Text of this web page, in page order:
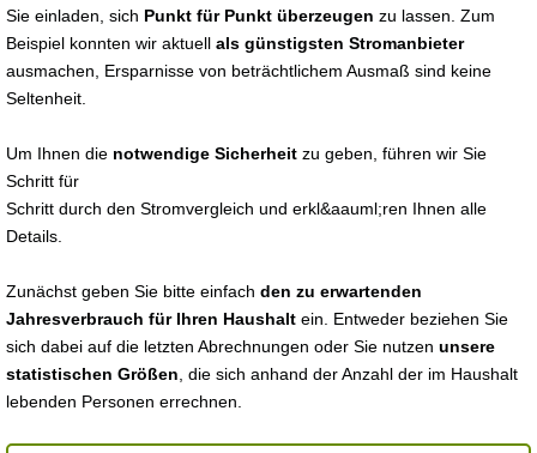
Sie einladen, sich Punkt für Punkt überzeugen zu lassen. Zum
Beispiel konnten wir aktuell als günstigsten Stromanbieter
ausmachen, Ersparnisse von beträchtlichem Ausmaß sind keine
Seltenheit.
Um Ihnen die notwendige Sicherheit zu geben, führen wir Sie
Schritt für
Schritt durch den Stromvergleich und erkl&aauml;ren Ihnen alle
Details.
Zunächst geben Sie bitte einfach den zu erwartenden
Jahresverbrauch für Ihren Haushalt ein. Entweder beziehen Sie
sich dabei auf die letzten Abrechnungen oder Sie nutzen unsere
statistischen Größen , die sich anhand der Anzahl der im Haushalt
lebenden Personen errechnen.